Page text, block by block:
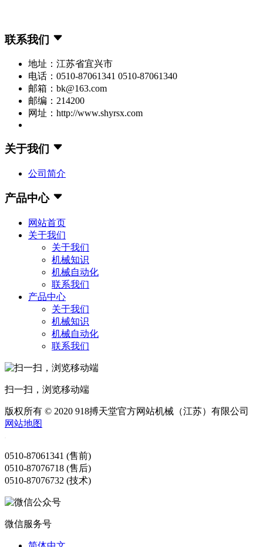
联系我们
地址：江苏省宜兴市
电话：0510-87061341 0510-87061340
邮箱：bk@163.com
邮编：214200
网址：http://www.shyrsx.com
关于我们
公司简介
产品中心
网站首页
关于我们
关于我们
机械知识
机械自动化
联系我们
产品中心
关于我们
机械知识
机械自动化
联系我们
扫一扫，浏览移动端
版权所有 © 2020 918搏天堂官方网站机械（江苏）有限公司
网站地图
0510-87061341 (售前)
0510-87076718 (售后)
0510-87076732 (技术)
微信服务号